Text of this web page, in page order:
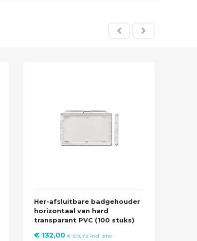
Her-afsluitbare badgehouder
horizontaal van hard
transparant PVC (100 stuks)
€ 132,00 € 159,72 incl. btw